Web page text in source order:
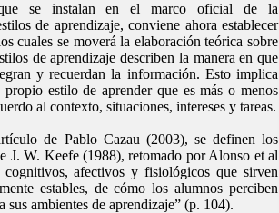
que se instalan en el marco oficial de la
de aprendizaje, conviene ahora establecer
cuales se moverá la elaboración teórica sobre
de aprendizaje describen la manera en que
y recuerdan la información. Esto implica
propio estilo de aprender que es más o menos
al contexto, situaciones, intereses y tareas.
de Pablo Cazau (2003), se definen los
J. W. Keefe (1988), retomado por Alonso et al
afectivos y fisiológicos que sirven
estables, de cómo los alumnos perciben
sus ambientes de aprendizaje” (p. 104).